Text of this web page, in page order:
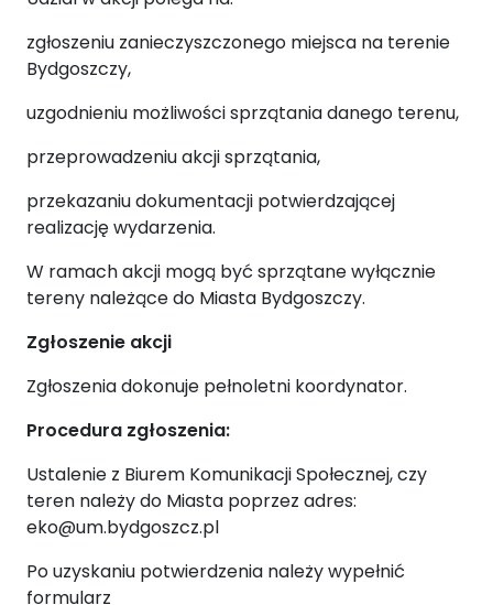
zgłoszeniu zanieczyszczonego miejsca na terenie
Bydgoszczy,
uzgodnieniu możliwości sprzątania danego terenu,
przeprowadzeniu akcji sprzątania,
przekazaniu dokumentacji potwierdzającej
realizację wydarzenia.
W ramach akcji mogą być sprzątane wyłącznie
tereny należące do Miasta Bydgoszczy.
Zgłoszenie akcji
Zgłoszenia dokonuje pełnoletni koordynator.
Procedura zgłoszenia:
Ustalenie z Biurem Komunikacji Społecznej, czy
teren należy do Miasta poprzez adres:
eko@um.bydgoszcz.pl
Po uzyskaniu potwierdzenia należy wypełnić
formularz